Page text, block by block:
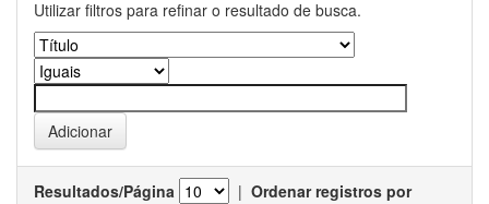
Utilizar filtros para refinar o resultado de busca.
Resultados/Página | Ordenar registros por